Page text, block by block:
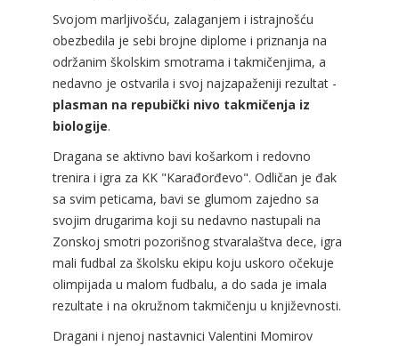
Svojom marljivošću, zalaganjem i istrajnošću
obezbedila je sebi brojne diplome i priznanja na
održanim školskim smotrama i takmičenjima, a
nedavno je ostvarila i svoj najzapaženiji rezultat -
plasman na repubički nivo takmičenja iz
biologije.
Dragana se aktivno bavi košarkom i redovno
trenira i igra za KK "Karađorđevo". Odličan je đak
sa svim peticama, bavi se glumom zajedno sa
svojim drugarima koji su nedavno nastupali na
Zonskoj smotri pozorišnog stvaralaštva dece, igra
mali fudbal za školsku ekipu koju uskoro očekuje
olimpijada u malom fudbalu, a do sada je imala
rezultate i na okružnom takmičenju u književnosti.
Dragani i njenoj nastavnici Valentini Momirov